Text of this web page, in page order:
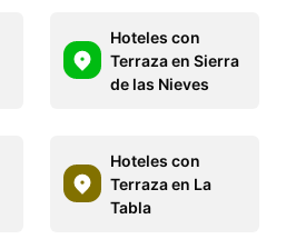
Hoteles con
Terraza en Sierra
de las Nieves
Hoteles con
Terraza en La
Tabla